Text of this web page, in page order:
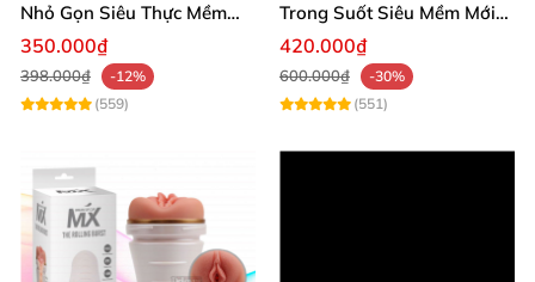
Nhỏ Gọn Siêu Thực Mềm
Mại
350.000₫
398.000₫
-12%
(559)
Trong Suốt Siêu Mềm Mới
Lạ Giá Tốt
420.000₫
600.000₫
-30%
(551)